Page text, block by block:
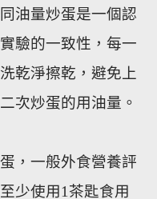
油量炒蛋是一個認
驗的一致性，每一
乾淨擦乾，避免上
次炒蛋的用油量。
，一般外食營養評
少使用1茶匙食用